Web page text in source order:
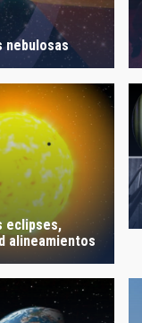
nebulosas
eclipses,
alineamientos